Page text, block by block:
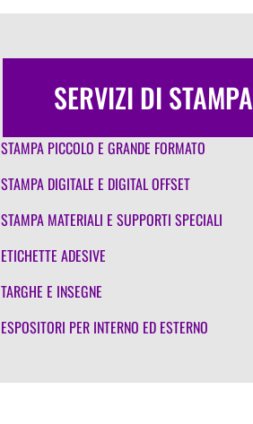
SERVIZI DI STAMPA
STAMPA PICCOLO E GRANDE FORMATO
STAMPA DIGITALE E DIGITAL OFFSET
STAMPA MATERIALI E SUPPORTI SPECIALI
ETICHETTE ADESIVE
TARGHE E INSEGNE
ESPOSITORI PER INTERNO ED ESTERNO